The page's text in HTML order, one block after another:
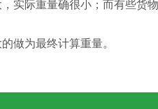
实际重量确很小；而有些货
做为最终计算重量。